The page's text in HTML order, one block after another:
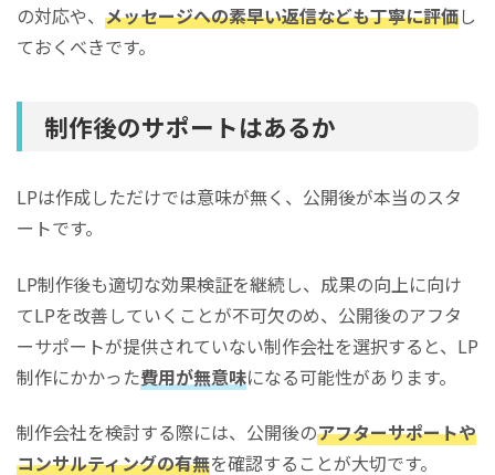
の対応や、 メッセージへの素早い返信なども丁寧に評価し
ておくべきです。
制作後のサポートはあるか
LPは作成しただけでは意味が無く、公開後が本当のスタ
ートです。
LP制作後も適切な効果検証を継続し、成果の向上に向け
てLPを改善していくことが不可欠のめ、公開後のアフタ
ーサポートが提供されていない制作会社を選択すると、LP
制作にかかった費用が無意味になる可能性があります。
制作会社を検討する際には、公開後のアフターサポートや
コンサルティングの有無を確認することが大切です。